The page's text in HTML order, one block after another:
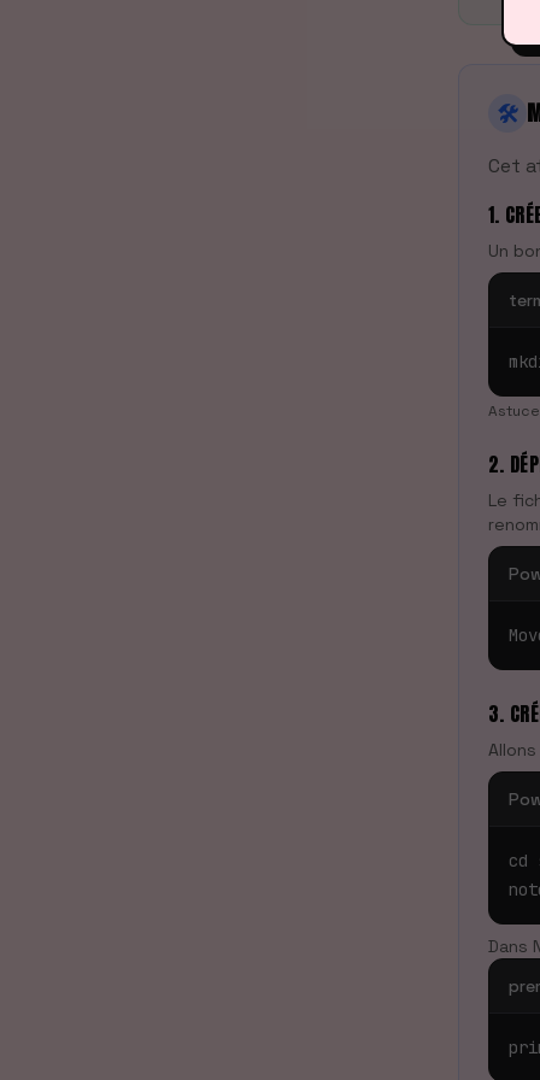
🛠️
Cet
1.
Un
2.
Le
3.
cd
Dans